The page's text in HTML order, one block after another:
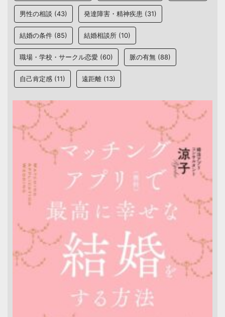
男性の相談 (43) 発達障害・精神疾患 (31)
結婚の条件 (85) 結婚相談所 (10)
職場・学校・サークル恋愛 (60) 脈の有無 (88)
自己肯定感 (11) 遠距離 (13)